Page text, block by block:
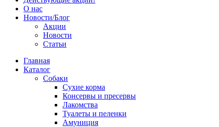
О нас
Новости/Блог
Акции
Новости
Статьи
Главная
Каталог
Собаки
Сухие корма
Консервы и пресервы
Лакомства
Туалеты и пеленки
Амуниция